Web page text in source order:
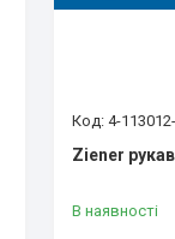
4-
Ziener
В наявності